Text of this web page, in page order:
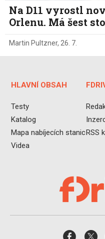
Na D11 vyrostl
Orlenu. Má šest
Martin Pultzner, 26. 7.
HLAVNÍ OBSAH
Testy
Katalog
Mapa nabíjecích stanic
Videa
RSS